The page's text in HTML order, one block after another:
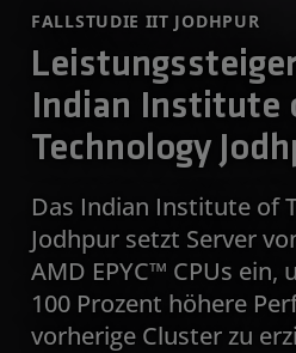
FALLSTUDIE IIT JODHPUR
Indian Institute
Technology
Das Indian Institute of
Jodhpur setzt Server
AMD EPYC™ CPUs ein,
100 Prozent höhere
vorherige Cluster zu